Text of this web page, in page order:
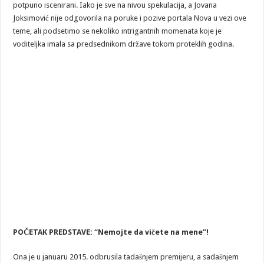
potpuno iscenirani. Iako je sve na nivou spekulacija, a Jovana
Joksimović nije odgovorila na poruke i pozive portala Nova u vezi ove
teme, ali podsetimo se nekoliko intrigantnih momenata koje je
voditeljka imala sa predsednikom države tokom proteklih godina.
POČETAK PREDSTAVE: “Nemojte da vičete na mene”!
Ona je u januaru 2015. odbrusila tadašnjem premijeru, a sadašnjem